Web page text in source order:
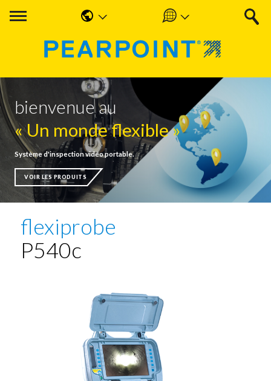
Americas
EMEA & APAC
English
Nederlands
Français
Español
Deutsche
bienvenue au
« Un monde flexible »
Système d'inspection vidéo portable.
VOIR LES PRODUITS
flexiprobe
P540c